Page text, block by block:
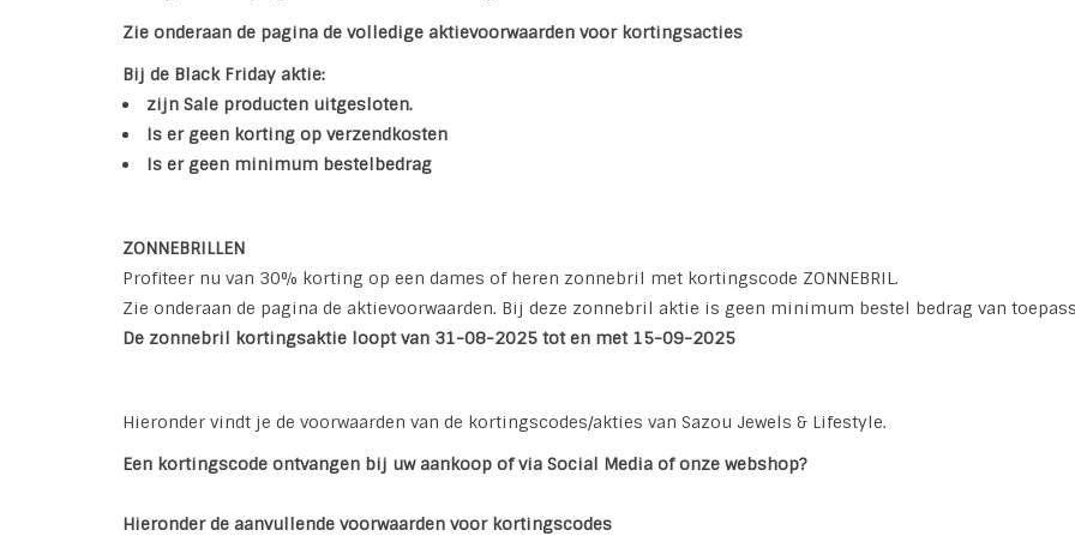
Zie onderaan de pagina de volledige aktievoorwaarden voor kortingsacties
Bij de Black Friday aktie:
zijn Sale producten uitgesloten.
Is er geen korting op verzendkosten
Is er geen minimum bestelbedrag
ZONNEBRILLEN
Profiteer nu van 30% korting op een dames of heren zonnebril met kortingscode ZONNEBRIL.
Zie onderaan de pagina de aktievoorwaarden. Bij deze zonnebril aktie is geen minimum bestel bedrag van
De zonnebril kortingsaktie loopt van 31-08-2025 tot en met 15-09-2025
Hieronder vindt je de voorwaarden van de kortingscodes/akties van Sazou Jewels & Lifestyle.
Een kortingscode ontvangen bij uw aankoop of via Social Media of onze webshop?
Hieronder de aanvullende voorwaarden voor kortingscodes